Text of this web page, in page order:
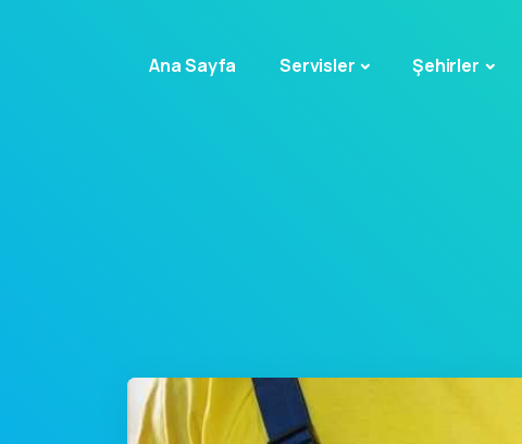
Ana Sayfa Servisler Şehirler